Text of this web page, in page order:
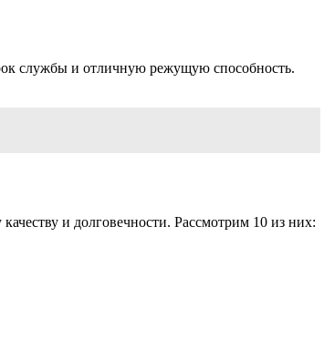
службы и отличную режущую способность.
и долговечности. Рассмотрим 10 из них: